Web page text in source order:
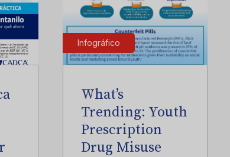
Infográfico
What’s
Trending: Youth
Prescription
Drug Misuse